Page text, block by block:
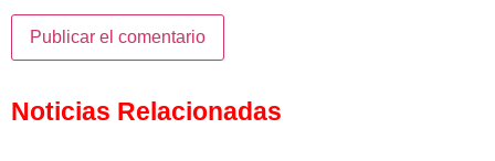
Noticias Relacionadas